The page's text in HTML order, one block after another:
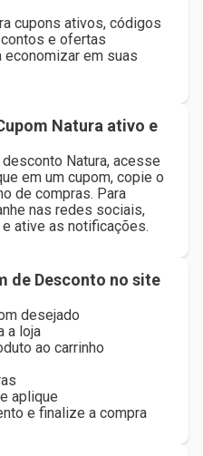
cupons ativos, códigos
e ofertas
economizar em suas
Natura ativo e
Natura, acesse
em um cupom, copie o
de compras. Para
nas redes sociais,
ative as notificações.
de Desconto no site
desejado
a loja
ao carrinho
aplique
e finalize a compra